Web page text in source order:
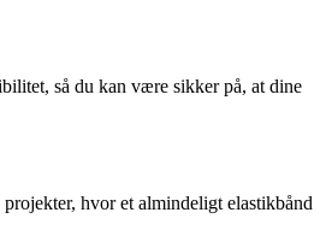
så du kan være sikker på, at dine
hvor et almindeligt elastikbånd